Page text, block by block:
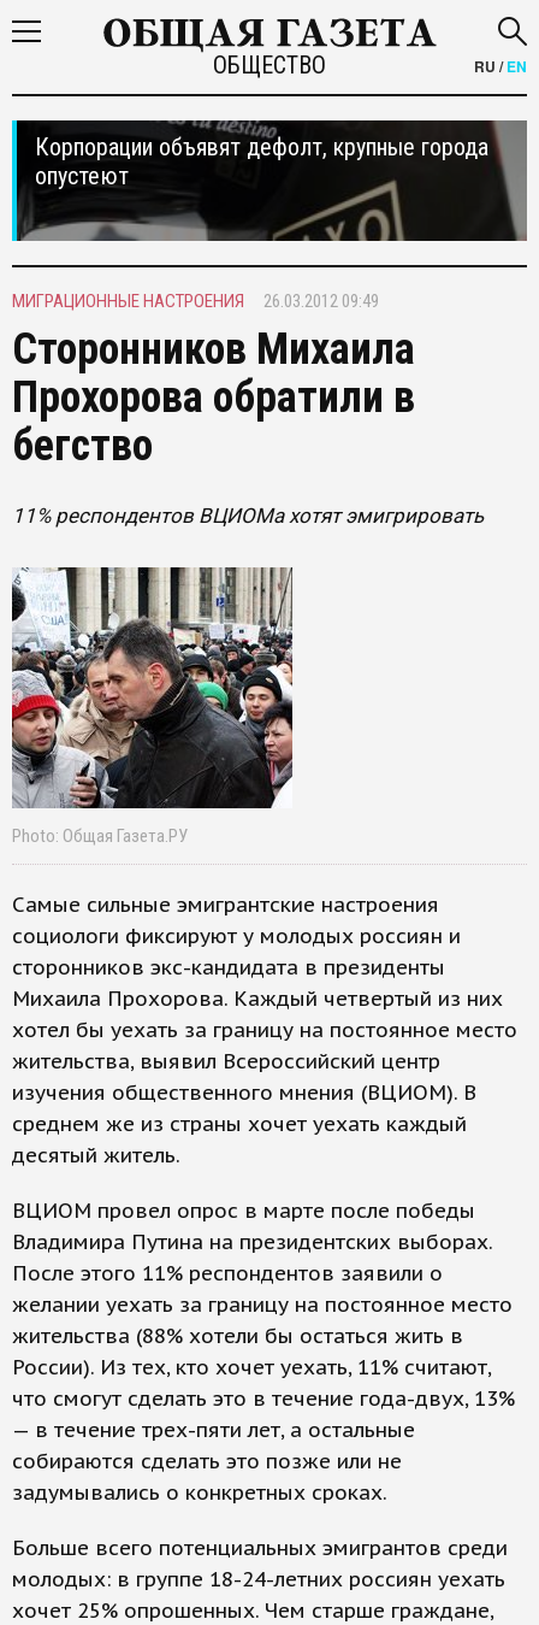
ОБЩЕСТВО RU /EN
Корпорации объявят дефолт, крупные города
опустеют
МИГРАЦИОННЫЕ НАСТРОЕНИЯ 26.03.2012 09:49
Сторонников Михаила
Прохорова обратили в
бегство
11% респондентов ВЦИОМа хотят эмигрировать
Photo: Общая Газета.РУ
Самые сильные эмигрантские настроения
социологи фиксируют у молодых россиян и
сторонников экс-кандидата в президенты
Михаила Прохорова. Каждый четвертый из них
хотел бы уехать за границу на постоянное место
жительства, выявил Всероссийский центр
изучения общественного мнения (ВЦИОМ). В
среднем же из страны хочет уехать каждый
десятый житель.
ВЦИОМ провел опрос в марте после победы
Владимира Путина на президентских выборах.
После этого 11% респондентов заявили о
желании уехать за границу на постоянное место
жительства (88% хотели бы остаться жить в
России). Из тех, кто хочет уехать, 11% считают,
что смогут сделать это в течение года-двух, 13%
— в течение трех-пяти лет, а остальные
собираются сделать это позже или не
задумывались о конкретных сроках.
Больше всего потенциальных эмигрантов среди
молодых: в группе 18-24-летних россиян уехать
хочет 25% опрошенных. Чем старше граждане,